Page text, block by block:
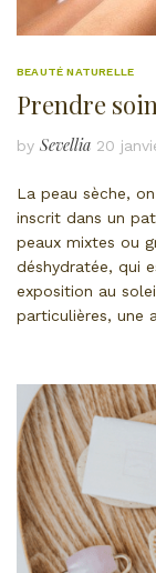
BEAUTÉ NATURELLE
Prendre
by Sevellia 20
La peau sèche,
inscrit dans un
peaux mixtes ou
déshydratée, qui
exposition au
particulières, une